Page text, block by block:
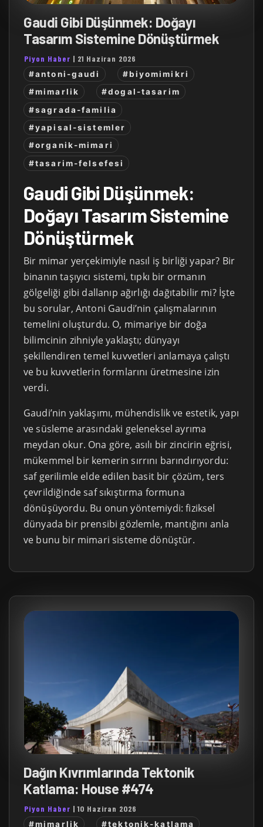
Gaudi Gibi Düşünmek: Doğayı
Tasarım Sistemine Dönüştürmek
Piyon Haber | 21 Haziran 2026
#antoni-gaudi
#biyomimikri
#mimarlik
#dogal-tasarim
#sagrada-familia
#yapisal-sistemler
#organik-mimari
#tasarim-felsefesi
Gaudi Gibi Düşünmek:
Doğayı Tasarım Sistemine
Dönüştürmek
Bir mimar yerçekimiyle nasıl iş birliği yapar? Bir
binanın taşıyıcı sistemi, tıpkı bir ormanın
gölgeliği gibi dallanıp ağırlığı dağıtabilir mi? İşte
bu sorular, Antoni Gaudi’nin çalışmalarının
temelini oluşturdu. O, mimariye bir doğa
bilimcinin zihniyle yaklaştı; dünyayı
şekillendiren temel kuvvetleri anlamaya çalıştı
ve bu kuvvetlerin formlarını üretmesine izin
verdi.
Gaudi’nin yaklaşımı, mühendislik ve estetik, yapı
ve süsleme arasındaki geleneksel ayrıma
meydan okur. Ona göre, asılı bir zincirin eğrisi,
mükemmel bir kemerin sırrını barındırıyordu:
saf gerilimle elde edilen basit bir çözüm, ters
çevrildiğinde saf sıkıştırma formuna
dönüşüyordu. Bu onun yöntemiydi: fiziksel
dünyada bir prensibi gözlemle, mantığını anla
ve bunu bir mimari sisteme dönüştür.
Dağın Kıvrımlarında Tektonik
Katlama: House #474
Piyon Haber |10 Haziran 2026
#mimarlik #tektonik-katlama